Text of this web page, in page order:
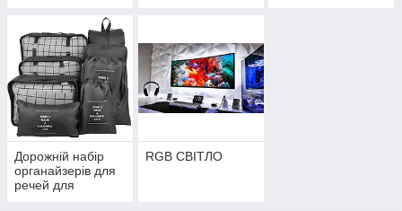
Дорожній набір
органайзерів для
речей для
RGB СВІТЛО